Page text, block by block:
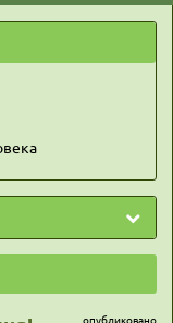
опубликовано